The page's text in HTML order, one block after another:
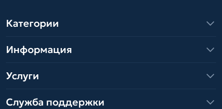
Категории
Информация
Услуги
Служба поддержки